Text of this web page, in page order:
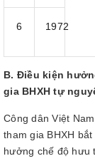
6 1972
B. Điều kiện
gia BHXH tự
Công dân Việt
tham gia BHXH
hưởng chế độ hưu